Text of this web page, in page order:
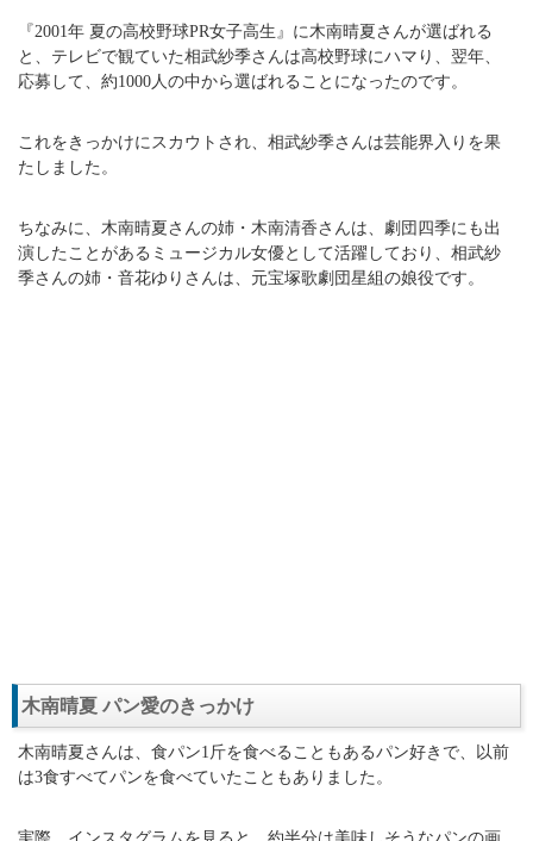
『2001年 夏の高校野球PR女子高生』に木南晴夏さんが選ばれる
と、テレビで観ていた相武紗季さんは高校野球にハマり、翌年、
応募して、約1000人の中から選ばれることになったのです。
これをきっかけにスカウトされ、相武紗季さんは芸能界入りを果
たしました。
ちなみに、木南晴夏さんの姉・木南清香さんは、劇団四季にも出
演したことがあるミュージカル女優として活躍しており、相武紗
季さんの姉・音花ゆりさんは、元宝塚歌劇団星組の娘役です。
木南晴夏 パン愛のきっかけ
木南晴夏さんは、食パン1斤を食べることもあるパン好きで、以前
は3食すべてパンを食べていたこともありました。